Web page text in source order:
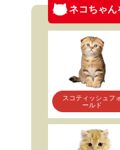
ネコちゃん
スコティッシュフ
ールド